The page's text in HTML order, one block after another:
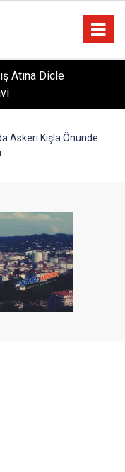
Atına Dicle
Askeri Kışla Önünde